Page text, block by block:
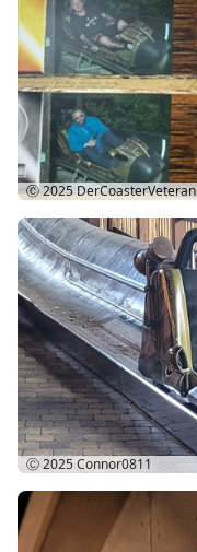
Ⓒ 2025DerCoasterVeteran
Ⓒ 2025Connor0811